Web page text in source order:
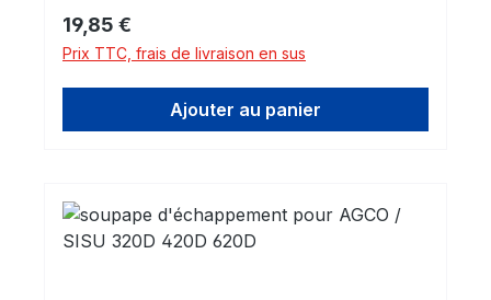
Prix régulier :
19,85 €
Prix TTC, frais de livraison en sus
Ajouter au panier